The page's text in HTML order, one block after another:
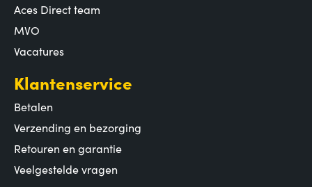
Aces Direct team
MVO
Vacatures
Klantenservice
Betalen
Verzending en bezorging
Retouren en garantie
Veelgestelde vragen